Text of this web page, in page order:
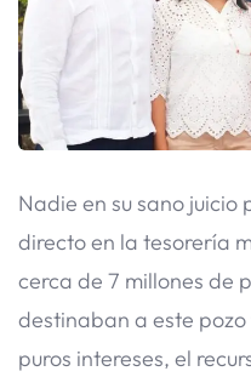
​Nadie en su sano
directo en la tesorería
cerca de 7 millones de
destinaban a este
puros intereses, el